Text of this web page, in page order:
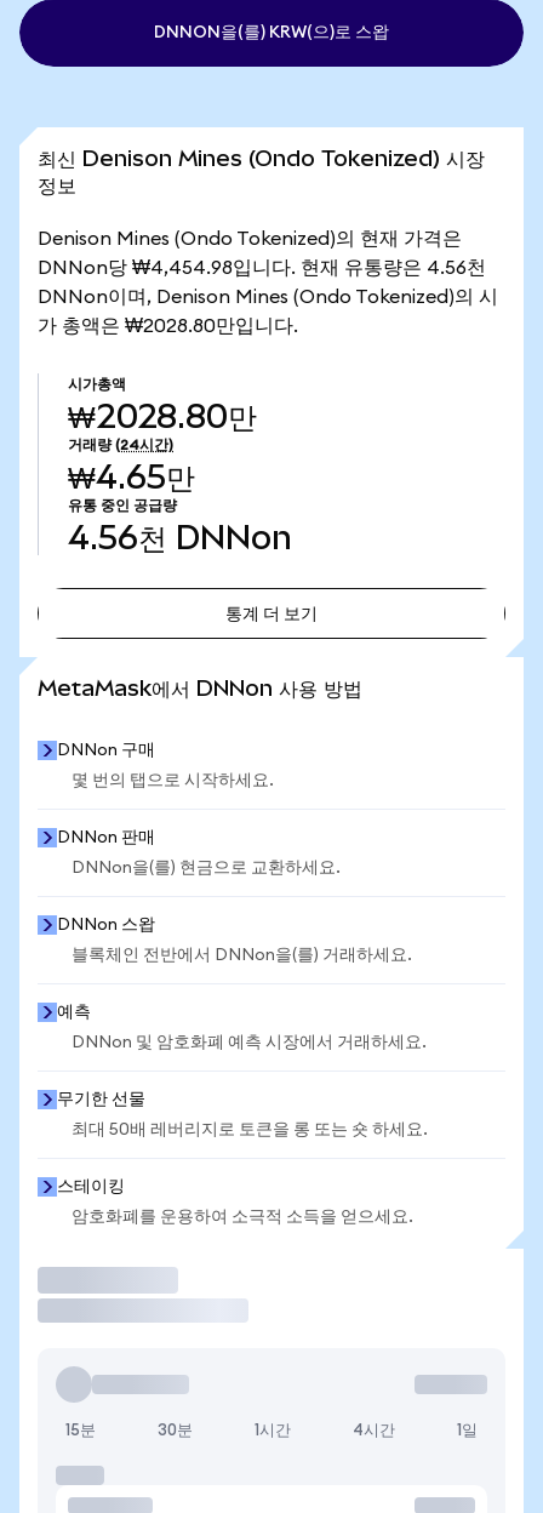
DNNON을(를) KRW(으)로 스왑
최신 Denison Mines (Ondo Tokenized) 시장
정보
Denison Mines (Ondo Tokenized)의 현재 가격은
DNNon당 ₩4,454.98입니다. 현재 유통량은 4.56천
DNNon이며, Denison Mines (Ondo Tokenized)의 시
가 총액은 ₩2028.80만입니다.
시가총액
₩2028.80만
거래량 (24시간)
₩4.65만
유통 중인 공급량
4.56천 DNNon
통계 더 보기
MetaMask에서 DNNon 사용 방법
DNNon 구매
몇 번의 탭으로 시작하세요.
DNNon 판매
DNNon을(를) 현금으로 교환하세요.
DNNon 스왑
블록체인 전반에서 DNNon을(를) 거래하세요.
예측
DNNon 및 암호화폐 예측 시장에서 거래하세요.
무기한 선물
최대 50배 레버리지로 토큰을 롱 또는 숏 하세요.
스테이킹
암호화폐를 운용하여 소극적 소득을 얻으세요.
15분 30분 1시간 4시간 1일